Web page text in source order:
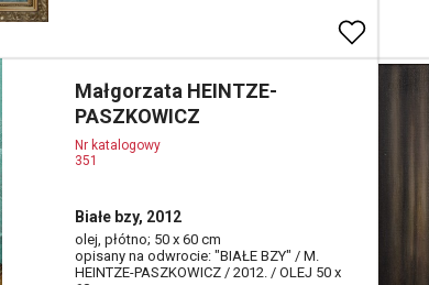
Małgorzata HEINTZE-
PASZKOWICZ
Nr katalogowy
351
Białe bzy, 2012
olej, płótno; 50 x 60 cm
opisany na odwrocie: "BIAŁE BZY" / M.
HEINTZE-PASZKOWICZ / 2012. / OLEJ 50 x